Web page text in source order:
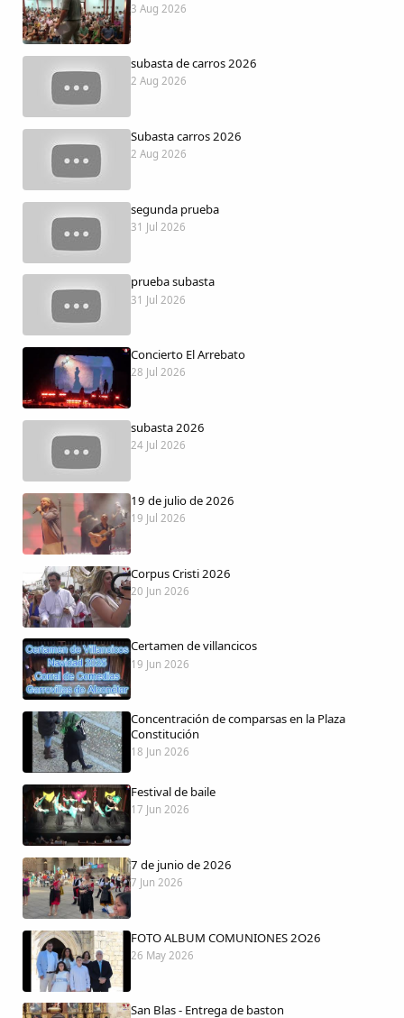
Foros
Idiosincrasia
Diccionario
Traductor
Dichos
Cancionero Local
Apodos
Peñas
La palra
Modo oscuro
3 Aug 2026
subasta de carros 2026
2 Aug 2026
Subasta carros 2026
2 Aug 2026
segunda prueba
31 Jul 2026
prueba subasta
31 Jul 2026
Concierto El Arrebato
28 Jul 2026
subasta 2026
24 Jul 2026
19 de julio de 2026
19 Jul 2026
Corpus Cristi 2026
20 Jun 2026
Certamen de villancicos
19 Jun 2026
Concentración de comparsas en la Plaza
Constitución
18 Jun 2026
Festival de baile
17 Jun 2026
7 de junio de 2026
7 Jun 2026
FOTO ALBUM COMUNIONES 2O26
26 May 2026
San Blas - Entrega de baston
Compartir en Facebook
Compartir en Twitter
Copiar enlace